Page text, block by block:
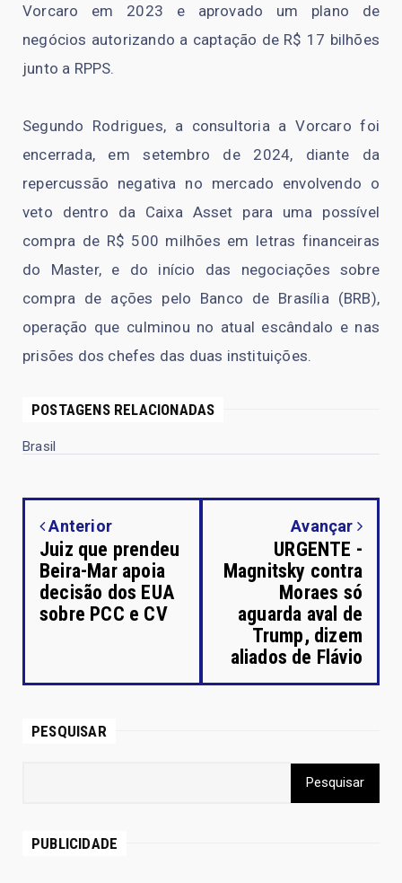
Vorcaro em 2023 e aprovado um plano de
negócios autorizando a captação de R$ 17 bilhões
junto a RPPS.
Segundo Rodrigues, a consultoria a Vorcaro foi
encerrada, em setembro de 2024, diante da
repercussão negativa no mercado envolvendo o
veto dentro da Caixa Asset para uma possível
compra de R$ 500 milhões em letras financeiras
do Master, e do início das negociações sobre
compra de ações pelo Banco de Brasília (BRB),
operação que culminou no atual escândalo e nas
prisões dos chefes das duas instituições.
POSTAGENS RELACIONADAS
Brasil
Anterior
Juiz que prendeu
Beira-Mar apoia
decisão dos EUA
sobre PCC e CV
Avançar
URGENTE -
Magnitsky contra
Moraes só
aguarda aval de
Trump, dizem
aliados de Flávio
PESQUISAR
PUBLICIDADE